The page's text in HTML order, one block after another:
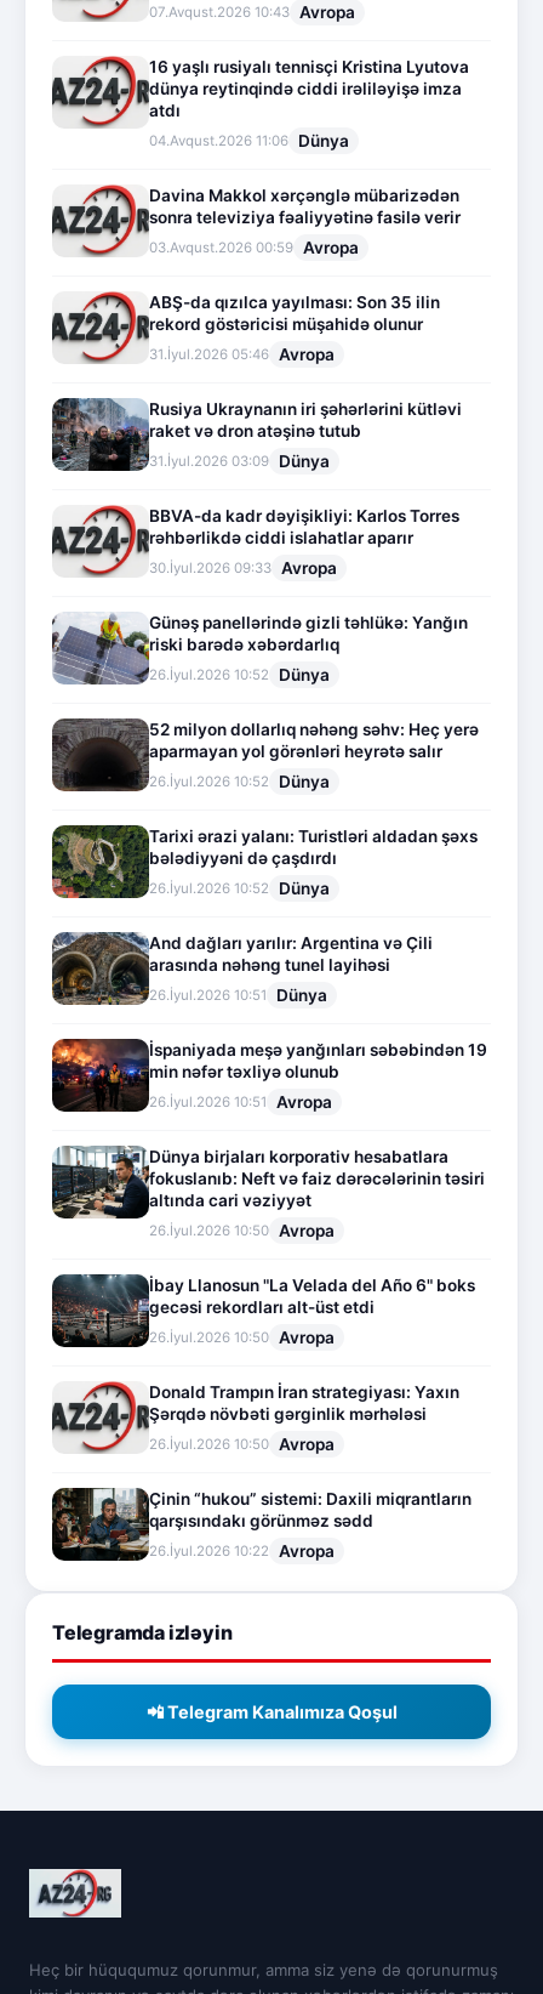
07.Avqust.2026 10:43 Avropa
16 yaşlı rusiyalı tennisçi Kristina Lyutova
dünya reytinqində ciddi irəliləyişə imza
atdı
04.Avqust.2026 11:06 Dünya
Davina Makkol xərçənglə mübarizədən
sonra televiziya fəaliyyətinə fasilə verir
03.Avqust.2026 00:59 Avropa
ABŞ-da qızılca yayılması: Son 35 ilin
rekord göstəricisi müşahidə olunur
31.İyul.2026 05:46 Avropa
Rusiya Ukraynanın iri şəhərlərini kütləvi
raket və dron atəşinə tutub
31.İyul.2026 03:09 Dünya
BBVA-da kadr dəyişikliyi: Karlos Torres
rəhbərlikdə ciddi islahatlar aparır
30.İyul.2026 09:33 Avropa
Günəş panellərində gizli təhlükə: Yanğın
riski barədə xəbərdarlıq
26.İyul.2026 10:52 Dünya
52 milyon dollarlıq nəhəng səhv: Heç yerə
aparmayan yol görənləri heyrətə salır
26.İyul.2026 10:52 Dünya
Tarixi ərazi yalanı: Turistləri aldadan şəxs
bələdiyyəni də çaşdırdı
26.İyul.2026 10:52 Dünya
And dağları yarılır: Argentina və Çili
arasında nəhəng tunel layihəsi
26.İyul.2026 10:51 Dünya
İspaniyada meşə yanğınları səbəbindən 19
min nəfər təxliyə olunub
26.İyul.2026 10:51 Avropa
Dünya birjaları korporativ hesabatlara
fokuslanıb: Neft və faiz dərəcələrinin təsiri
altında cari vəziyyət
26.İyul.2026 10:50 Avropa
İbay Llanosun "La Velada del Año 6" boks
gecəsi rekordları alt-üst etdi
26.İyul.2026 10:50 Avropa
Donald Trampın İran strategiyası: Yaxın
Şərqdə növbəti gərginlik mərhələsi
26.İyul.2026 10:50 Avropa
Çinin “hukou” sistemi: Daxili miqrantların
qarşısındakı görünməz sədd
26.İyul.2026 10:22 Avropa
Telegramda izləyin
📲 Telegram Kanalımıza Qoşul
Heç bir hüququmuz qorunmur, amma siz yenə də qorunurmuş